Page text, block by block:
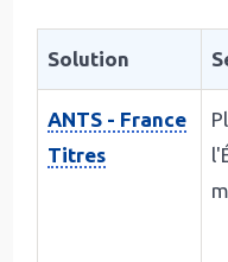
Solution
ANTS - France
Titres